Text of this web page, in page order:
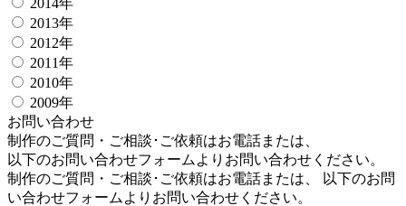
2013年
2012年
2011年
2010年
2009年
お問い合わせ
制作のご質問・ご相談･ご依頼はお電話または、
以下のお問い合わせフォームよりお問い合わせください。
制作のご質問・ご相談･ご依頼はお電話または、 以下のお問
い合わせフォームよりお問い合わせください。